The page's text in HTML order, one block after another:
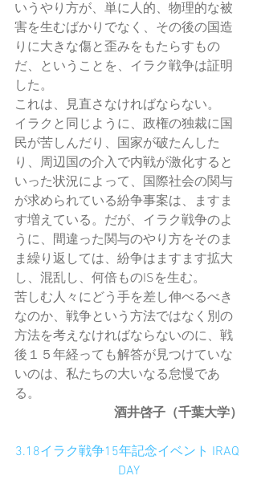
いうやり方が、単に人的、物理的な被
害を生むばかりでなく、その後の国造
りに大きな傷と歪みをもたらすもの
だ、ということを、イラク戦争は証明
した。
これは、見直さなければならない。
イラクと同じように、政権の独裁に国
民が苦しんだり、国家が破たんした
り、周辺国の介入で内戦が激化すると
いった状況によって、国際社会の関与
が求められている紛争事案は、ますま
す増えている。だが、イラク戦争のよ
うに、間違った関与のやり方をそのま
ま繰り返しては、紛争はますます拡大
し、混乱し、何倍ものISを生む。
苦しむ人々にどう手を差し伸べるべき
なのか、戦争という方法ではなく別の
方法を考えなければならないのに、戦
後１５年経っても解答が見つけていな
いのは、私たちの大いなる怠慢であ
る。
酒井啓子（千葉大学）
3.18イラク戦争15年記念イベント IRAQ
DAY